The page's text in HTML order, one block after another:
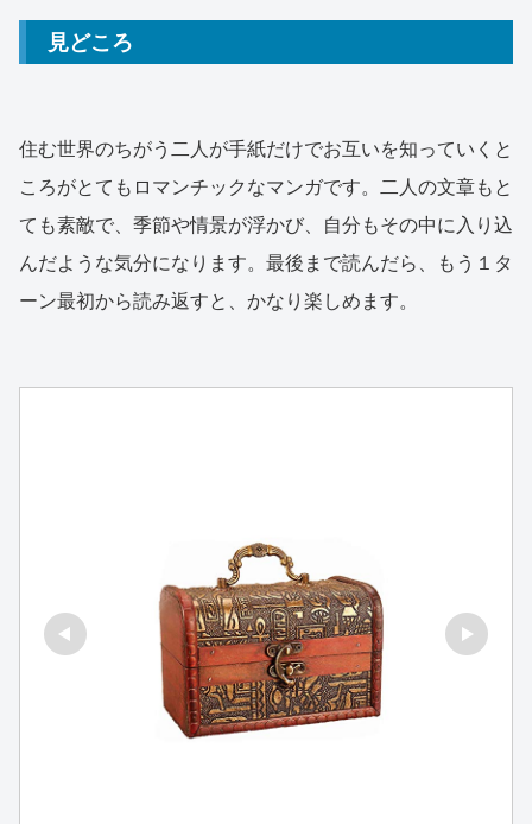
見どころ
住む世界のちがう二人が手紙だけでお互いを知っていくと
ころがとてもロマンチックなマンガです。二人の文章もと
ても素敵で、季節や情景が浮かび、自分もその中に入り込
んだような気分になります。最後まで読んだら、もう１タ
ーン最初から読み返すと、かなり楽しめます。